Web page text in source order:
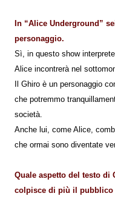
In “Alice Underground”
personaggio.
Sì, in questo show
Alice incontrerà nel
Il Ghiro è un personaggio
che potremmo
società.
Anche lui, come Alice,
che ormai sono diventate
Quale aspetto del testo di
colpisce di più il pubblico